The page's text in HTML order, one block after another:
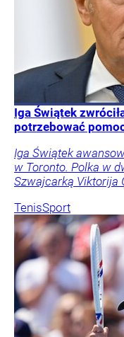
Iga Świątek
potrzebować
Iga Świątek
w Toronto. Polka w
Szwajcarką Viktorija
TenisSport